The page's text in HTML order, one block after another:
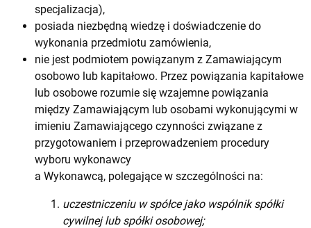
specjalizacja),
posiada niezbędną wiedzę i doświadczenie do
wykonania przedmiotu zamówienia,
nie jest podmiotem powiązanym z Zamawiającym
osobowo lub kapitałowo. Przez powiązania kapitałowe
lub osobowe rozumie się wzajemne powiązania
między Zamawiającym lub osobami wykonującymi w
imieniu Zamawiającego czynności związane z
przygotowaniem i przeprowadzeniem procedury
wyboru wykonawcy
a Wykonawcą, polegające w szczególności na:
uczestniczeniu w spółce jako wspólnik spółki
cywilnej lub spółki osobowej;